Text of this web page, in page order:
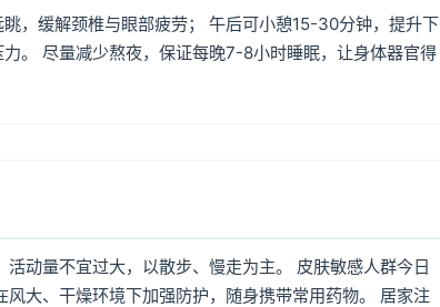
，缓解颈椎与眼部疲劳； 午后可小憩15-30分钟，提升下
。 尽量减少熬夜，保证每晚7-8小时睡眠，让身体器官得
动量不宜过大，以散步、慢走为主。 皮肤敏感人群今日
大、干燥环境下加强防护，随身携带常用药物。 居家注